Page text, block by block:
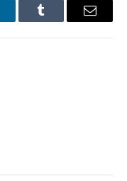
Tumblr Email